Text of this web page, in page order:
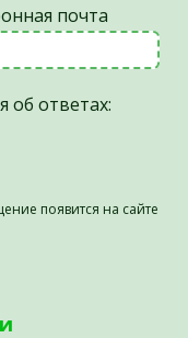
почта
об ответах:
появится на сайте